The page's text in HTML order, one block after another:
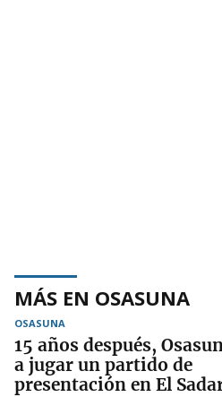
MÁS EN OSASUNA
OSASUNA
15 años después,
a jugar un partido de
presentación en El